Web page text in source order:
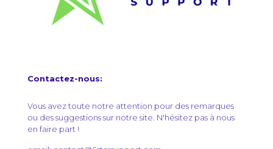
Contactez-nous:
Vous avez toute notre attention pour des remarques
ou des suggestions sur notre site. N'hésitez pas à nous
en faire part !